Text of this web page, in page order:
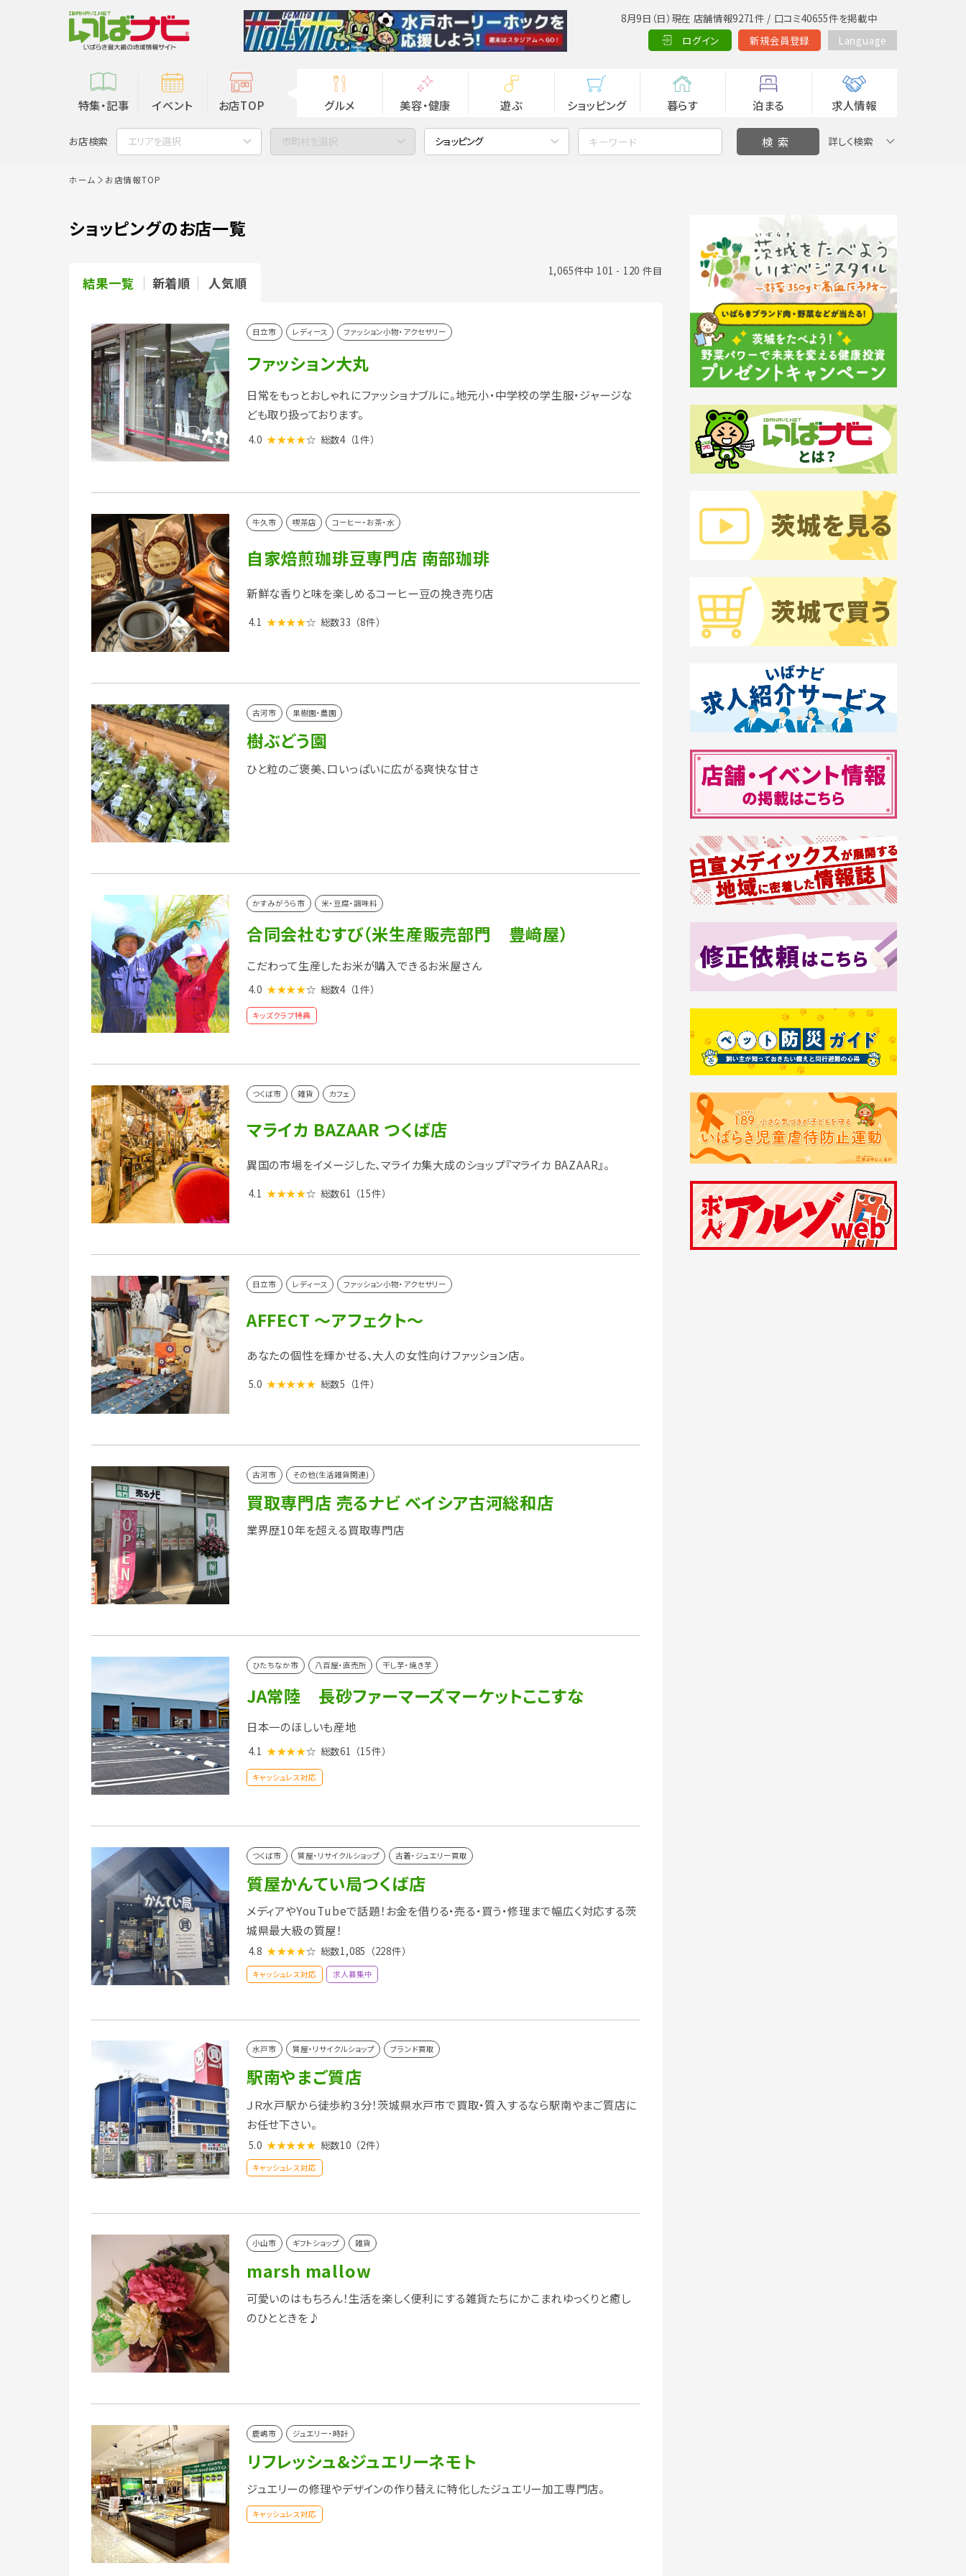
8月9日（日）現在 店舗情報9271件 / 口コミ40655件を掲載中
ログイン
新規会員登録 Language
特集・記事 イベント お店TOP グルメ 美容・健康 遊ぶ ショッピング 暮らす 泊まる 求人情報
お店検索 エリアを選択 市町村を選択 ショッピング 詳しく検索
ホーム お店情報TOP
ショッピングのお店一覧
結果一覧 新着順 人気順
1,065件中 101 - 120 件目
日立市 レディース ファッション小物・アクセサリー
ファッション大丸
日常をもっとおしゃれにファッショナブルに。地元小・中学校の学生服・ジャージな
ども取り扱っております。
4.0 ★★★★☆ 総数4 （1件）
牛久市 喫茶店 コーヒー・お茶・水
自家焙煎珈琲豆専門店 南部珈琲
新鮮な香りと味を楽しめるコーヒー豆の挽き売り店
4.1 ★★★★☆ 総数33 （8件）
古河市 果樹園・農園
樹ぶどう園
ひと粒のご褒美、口いっぱいに広がる爽快な甘さ
かすみがうら市 米・豆腐・調味料
合同会社むすび（米生産販売部門 豊﨑屋）
こだわって生産したお米が購入できるお米屋さん
4.0 ★★★★☆ 総数4 （1件）
キッズクラブ特典
つくば市 雑貨 カフェ
マライカ BAZAAR つくば店
異国の市場をイメージした、マライカ集大成のショップ『マライカ BAZAAR』。
4.1 ★★★★☆ 総数61 （15件）
日立市 レディース ファッション小物・アクセサリー
AFFECT ～アフェクト～
あなたの個性を輝かせる、大人の女性向けファッション店。
5.0 ★★★★★ 総数5 （1件）
古河市 その他(生活雑貨関連)
買取専門店 売るナビ ベイシア古河総和店
業界歴10年を超える買取専門店
ひたちなか市 八百屋・直売所 干し芋・焼き芋
JA常陸 長砂ファーマーズマーケットここすな
日本一のほしいも産地
4.1 ★★★★☆ 総数61 （15件）
キャッシュレス対応
つくば市 質屋・リサイクルショップ 古着・ジュエリー買取
質屋かんてい局つくば店
メディアやYouTubeで話題！お金を借りる・売る・買う・修理まで幅広く対応する茨
城県最大級の質屋！
4.8 ★★★★☆ 総数1,085 （228件）
キャッシュレス対応 求人募集中
水戸市 質屋・リサイクルショップ ブランド買取
駅南やまご質店
ＪＲ水戸駅から徒歩約３分！茨城県水戸市で買取・質入するなら駅南やまご質店に
お任せ下さい。
5.0 ★★★★★ 総数10 （2件）
キャッシュレス対応
小山市 ギフトショップ 雑貨
marsh mallow
可愛いのはもちろん！生活を楽しく便利にする雑貨たちにかこまれゆっくりと癒し
のひとときを♪
鹿嶋市 ジュエリー・時計
リフレッシュ&ジュエリーネモト
ジュエリーの修理やデザインの作り替えに特化したジュエリー加工専門店。
キャッシュレス対応